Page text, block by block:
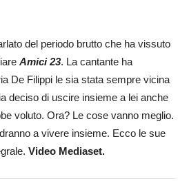
del periodo brutto che ha vissuto
Amici 23. La cantante ha
De Filippi le sia stata sempre vicina
deciso di uscire insieme a lei anche
voluto. Ora? Le cose vanno meglio.
a vivere insieme. Ecco le sue
Video Mediaset.